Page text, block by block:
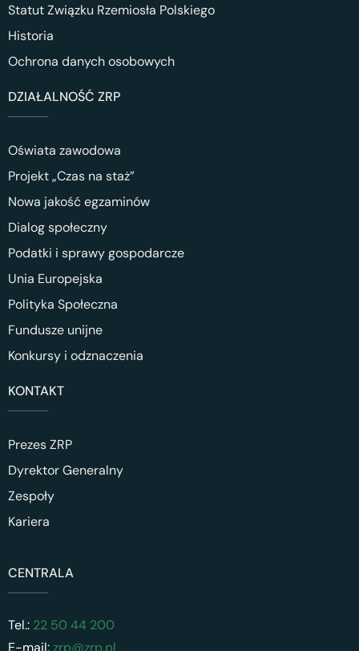
Statut Związku Rzemiosła Polskiego
Historia
Ochrona danych osobowych
DZIAŁALNOŚĆ ZRP
Oświata zawodowa
Projekt „Czas na staż”
Nowa jakość egzaminów
Dialog społeczny
Podatki i sprawy gospodarcze
Unia Europejska
Polityka Społeczna
Fundusze unijne
Konkursy i odznaczenia
KONTAKT
Prezes ZRP
Dyrektor Generalny
Zespoły
Kariera
CENTRALA
Tel.: 22 50 44 200
E-mail:zrp@zrp.pl